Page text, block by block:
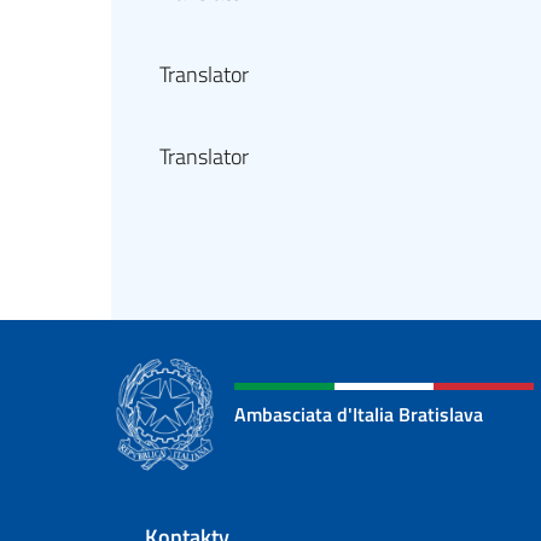
Translator
Translator
Ambasciata d'Italia Bratislava